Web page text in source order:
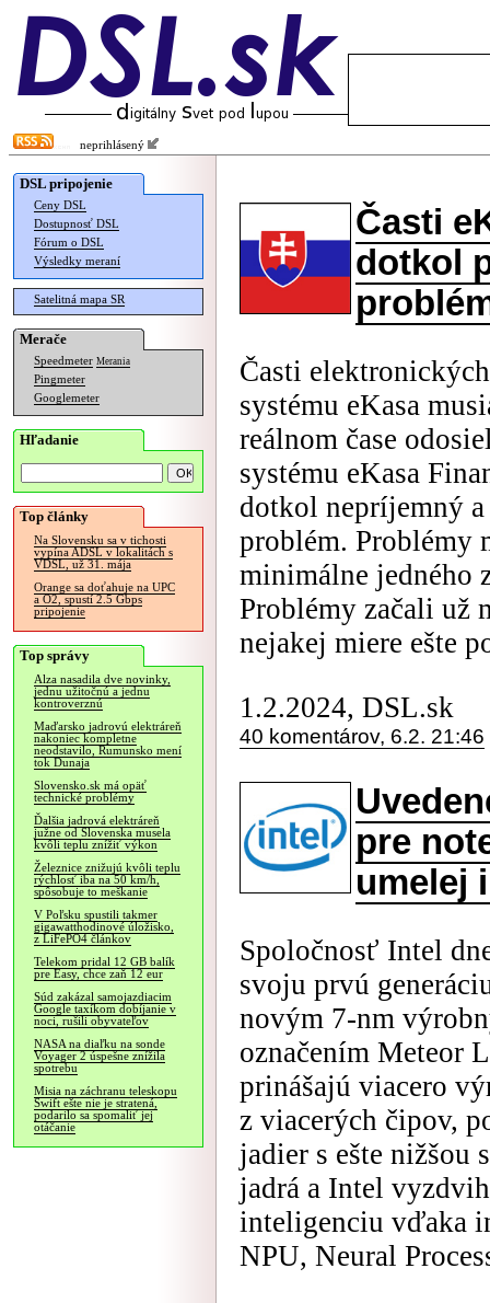
neprihlásený
DSL pripojenie
Ceny DSL
Dostupnosť DSL
Fórum o DSL
Výsledky meraní
Satelitná mapa SR
Merače
Speedmeter Merania
Pingmeter
Googlemeter
Hľadanie
Top články
Na Slovensku sa v tichosti
vypína ADSL v lokalitách s
VDSL, už 31. mája
Orange sa doťahuje na UPC
a O2, spustí 2.5 Gbps
pripojenie
Top správy
Alza nasadila dve novinky,
jednu užitočnú a jednu
kontroverznú
Maďarsko jadrovú elektráreň
nakoniec kompletne
neodstavilo, Rumunsko mení
tok Dunaja
Slovensko.sk má opäť
technické problémy
Ďalšia jadrová elektráreň
južne od Slovenska musela
kvôli teplu znížiť výkon
Železnice znižujú kvôli teplu
rýchlosť iba na 50 km/h,
spôsobuje to meškanie
V Poľsku spustili takmer
gigawatthodinové úložisko,
z LiFePO4 článkov
Telekom pridal 12 GB balík
pre Easy, chce zaň 12 eur
Súd zakázal samojazdiacim
Google taxíkom dobíjanie v
noci, rušili obyvateľov
NASA na diaľku na sonde
Voyager 2 úspešne znížila
spotrebu
Misia na záchranu teleskopu
Swift ešte nie je stratená,
podarilo sa spomaliť jej
otáčanie
Časti
dotkol
Časti
systému eKasa
reálnom čase
systému eKasa
dotkol nepríjemný
problém. Problémy
minimálne jedného
Problémy začali už
nejakej miere ešte
1.2.2024, DSL.sk
40 komentárov, 6.2. 21:46
pre
umelej
Spoločnosť Intel
svoju prvú
novým 7-nm
označením Meteor
prinášajú viacero
z viacerých čipov,
jadier s ešte nižšou
jadrá a Intel
inteligenciu vďaka
NPU, Neural